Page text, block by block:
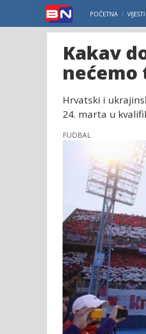
POČETNA VIJESTI
Kakav
nećemo
Hrvatski i
24. marta u
FUDBAL